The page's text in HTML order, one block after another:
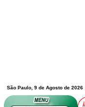
São Paulo, 9 de Agosto de 2026